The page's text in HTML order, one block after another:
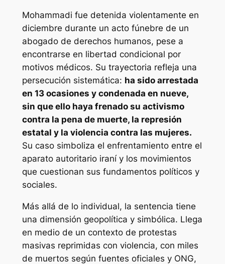
Mohammadi fue detenida violentamente en
diciembre durante un acto fúnebre de un
abogado de derechos humanos, pese a
encontrarse en libertad condicional por
motivos médicos. Su trayectoria refleja una
persecución sistemática: ha sido arrestada
en 13 ocasiones y condenada en nueve,
sin que ello haya frenado su activismo
contra la pena de muerte, la represión
estatal y la violencia contra las mujeres.
Su caso simboliza el enfrentamiento entre el
aparato autoritario iraní y los movimientos
que cuestionan sus fundamentos políticos y
sociales.
Más allá de lo individual, la sentencia tiene
una dimensión geopolítica y simbólica. Llega
en medio de un contexto de protestas
masivas reprimidas con violencia, con miles
de muertos según fuentes oficiales y ONG,